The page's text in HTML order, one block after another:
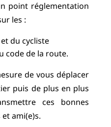
point réglementation
les :
du cycliste
code de la route.
de vous déplacer
puis de plus en plus
ces bonnes
ami(e)s.